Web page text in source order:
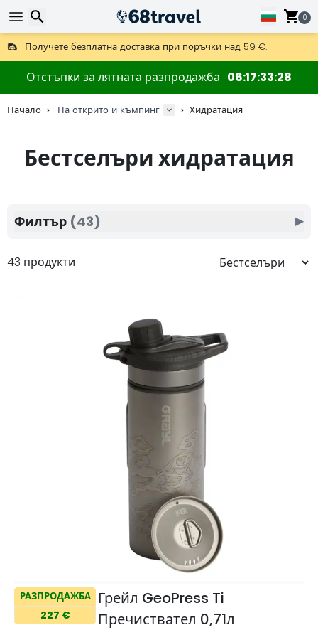
0
Получете безплатна доставка при поръчки над 59 €.
Предлага се и DHL Express за една нощ.
30 дни за връщане, 90 дни за дървени карти и декорации.
Най-добрите цени за outdoor екипировка и аксесоари.
Отстъпки за лятната разпродажба 06 17 33 27
Начало На открито и къмпинг Хидратация
Бестселъри хидратация
43 продукти
РАЗПРОДАЖБА
227 €
Грейл GeoPress Ti
Пречиствател 0,71л
Филтър (43) ▶
Търсене
Търсене